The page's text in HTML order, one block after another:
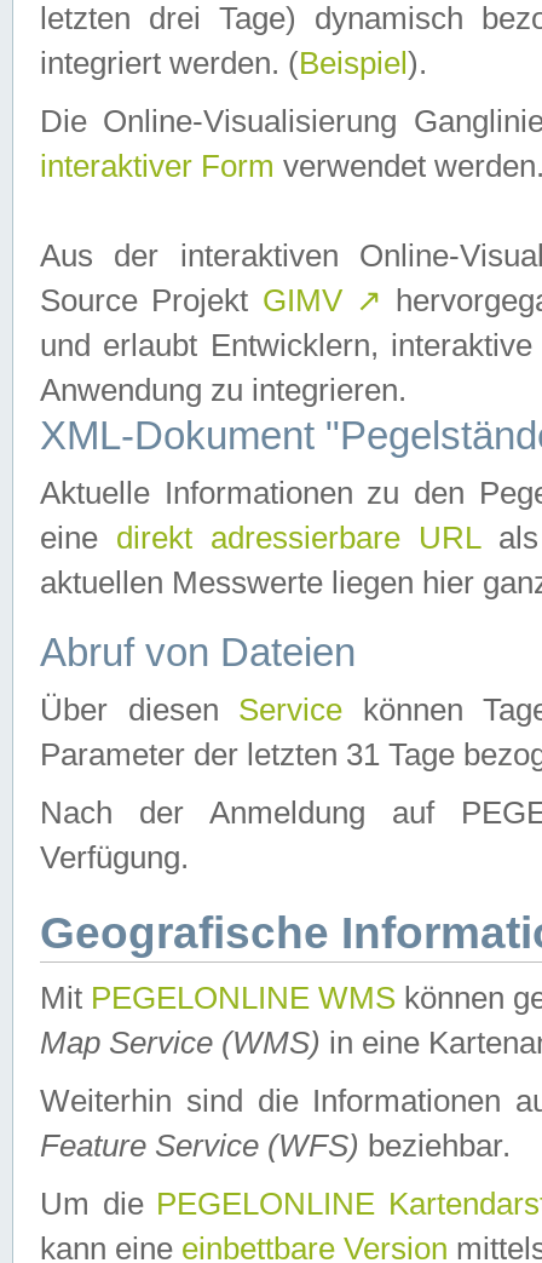
letzten drei Tage) dynamisch
integriert werden. (Beispiel ).
Die Online-Visualisierung
interaktiver Form verwendet
Aus der interaktiven Online-
Source Projekt GIMV ↗
und erlaubt Entwicklern,
Anwendung zu integrieren.
XML-Dokument
Aktuelle Informationen zu den
eine direkt adressierbare URLals
aktuellen Messwerte liegen hier
Abruf von Dateien
Über diesen Service können
Parameter der letzten 31 Tage
Nach der Anmeldung auf
Verfügung.
Geografische
Mit PEGELONLINE WMS können
Map Service (WMS) in eine
Weiterhin sind die Informationen
Feature Service (WFS) beziehbar.
Um die PEGELONLINE
kann eine einbettbare Version